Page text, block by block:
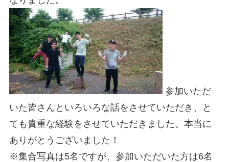
参加いただ
いた皆さんといろいろな話をさせていただき、と
ても貴重な経験をさせていただきました。本当に
ありがとうございました！
※集合写真は5名ですが、参加いただいた方は6名